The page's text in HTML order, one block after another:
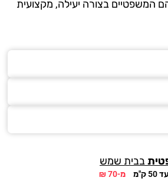
בצורה יעילה, מקצועית
בבית שמש
מ-70 ₪